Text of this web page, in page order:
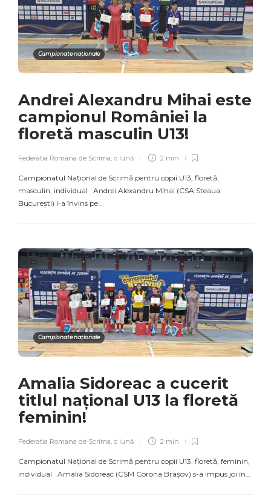
Campionate naționale
Andrei Alexandru Mihai este
campionul României la
floretă masculin U13!
Federatia Romana de Scrima, o lună 2 min
Campionatul Național de Scrimă pentru copii U13, floretă,
masculin, individual Andrei Alexandru Mihai (CSA Steaua
București) l-a învins pe…
Campionate naționale
Amalia Sidoreac a cucerit
titlul național U13 la floretă
feminin!
Federatia Romana de Scrima, o lună 2 min
Campionatul Național de Scrimă pentru copii U13, floretă, feminin,
individual Amalia Sidoreac (CSM Corona Brașov) s-a impus joi în…